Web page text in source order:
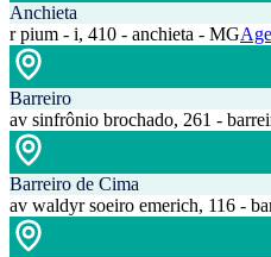
Anchieta
r pium - i, 410 - anchieta - MG
Barreiro
av sinfrônio brochado, 261 -
Barreiro de Cima
av waldyr soeiro emerich, 116 -